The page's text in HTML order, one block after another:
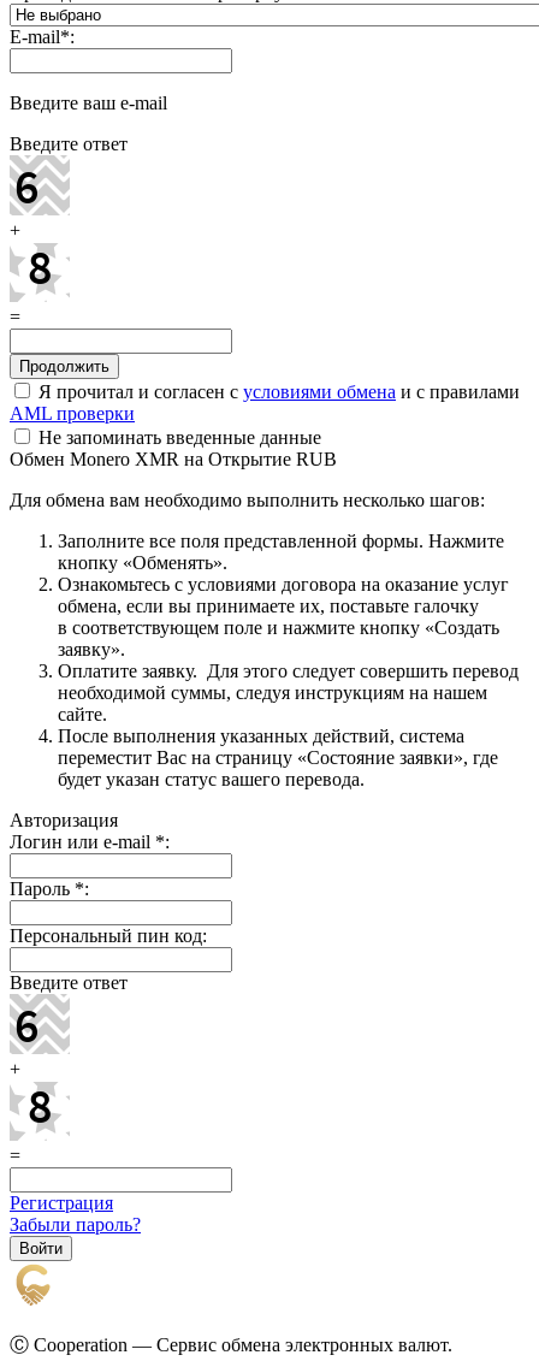
E-mail*:
Введите ваш e-mail
Введите ответ
+
=
Я прочитал и согласен с условиями обмена и с правилами
AML проверки
Не запоминать введенные данные
Обмен Monero XMR на Открытие RUB
Для обмена вам необходимо выполнить несколько шагов:
Заполните все поля представленной формы. Нажмите
кнопку «Обменять».
Ознакомьтесь с условиями договора на оказание услуг
обмена, если вы принимаете их, поставьте галочку
в соответствующем поле и нажмите кнопку «Создать
заявку».
Оплатите заявку. Для этого следует совершить перевод
необходимой суммы, следуя инструкциям на нашем
сайте.
После выполнения указанных действий, система
переместит Вас на страницу «Состояние заявки», где
будет указан статус вашего перевода.
Авторизация
Логин или e-mail *:
Пароль *:
Персональный пин код:
Введите ответ
+
=
Регистрация
Забыли пароль?
Ⓒ Cooperation — Сервис обмена электронных валют.